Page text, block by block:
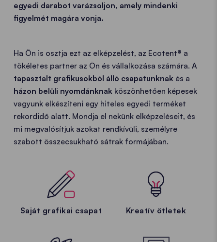
egyedi darabot varázsoljon, amely mindenki
figyelmét magára vonja.
Ha Ön is osztja ezt az elképzelést, az Ecotent® a
tökéletes partner az Ön és vállalkozása számára. A
tapasztalt grafikusokból álló csapatunknak és a
házon belüli nyomdánknak köszönhetően képesek
vagyunk elkészíteni egy hiteles egyedi terméket
rekordidő alatt. Mondja el nekünk elképzeléseit, és
mi megvalósítjuk azokat rendkívüli, személyre
szabott összecsukható sátrak formájában.
Saját grafikai csapat Kreatív ötletek